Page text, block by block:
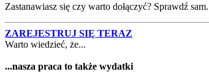
Zastanawiasz się czy warto dołączyć? Sprawdź
ZAREJESTRUJ SIĘ TERAZ
Warto wiedzieć, że...
...nasza praca to także wydatki